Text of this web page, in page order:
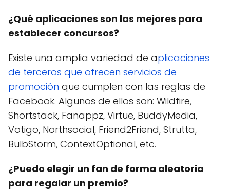
¿Qué aplicaciones son las mejores para
establecer concursos?
Existe una amplia variedad de aplicaciones
de terceros que ofrecen servicios de
promoción que cumplen con las reglas de
Facebook. Algunos de ellos son: Wildfire,
Shortstack, Fanappz, Virtue, BuddyMedia,
Votigo, Northsocial, Friend2Friend, Strutta,
BulbStorm, ContextOptional, etc.
¿Puedo elegir un fan de forma aleatoria
para regalar un premio?